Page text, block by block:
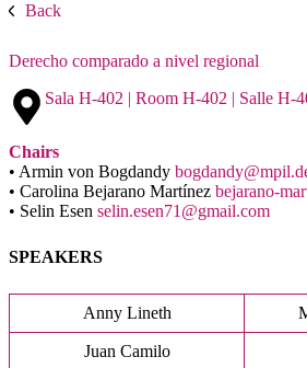
Back
Derecho comparado a nivel regional
Sala H-402 | Room H-402 | Salle H-
Chairs
• Armin von Bogdandy
• Carolina Bejarano Martínez bejarano-
• Selin Esen selin.esen71@gmail.com
SPEAKERS
Anny Lineth
Juan Camilo